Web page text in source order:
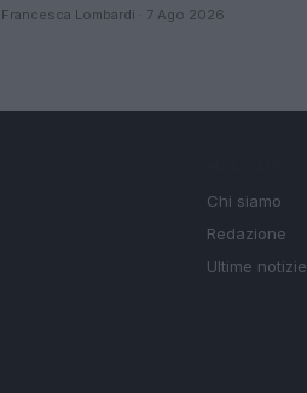
Francesca Lombardi · 7 Ago 2026
Chi siamo
Redazione
Ultime notizie